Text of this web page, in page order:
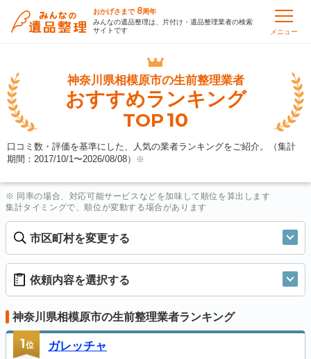
おかげさまで 8周年
みんなの遺品整理は、片付け・遺品整理業者の検索
サイトです
メニュー
神奈川県相模原市の生前整理業者
おすすめランキング
TOP10
口コミ数・評価を基準にした、人気の業者ランキングをご紹介。（集計
期間：2017/10/1〜2026/08/08） ※
※ 同率の場合、対応可能サービスなどを加味して順位を算出します
集計タイミングで、順位が変動する場合があります
市区町村を変更する
依頼内容を選択する
神奈川県相模原市の生前整理業者ランキング
1位 ガレッチャ